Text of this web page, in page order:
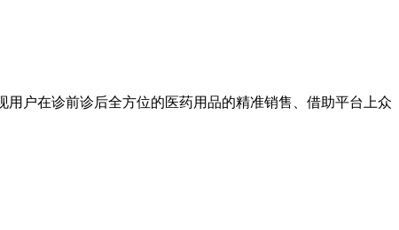
户在诊前诊后全方位的医药用品的精准销售、借助平台上众